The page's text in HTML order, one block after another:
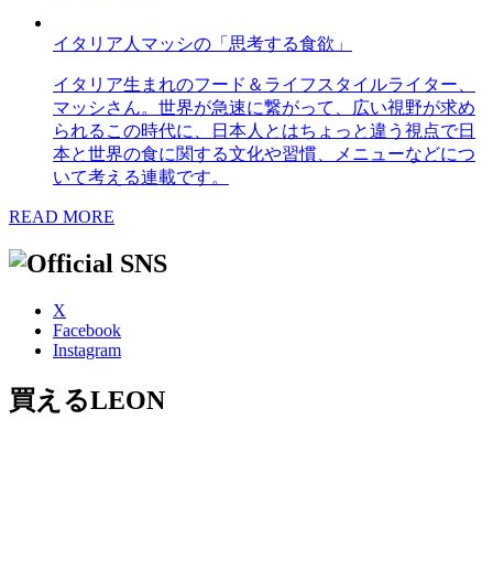
イタリア人マッシの「思考する食欲」
イタリア生まれのフード＆ライフスタイルライター、
マッシさん。世界が急速に繋がって、広い視野が求め
られるこの時代に、日本人とはちょっと違う視点で日
本と世界の食に関する文化や習慣、メニューなどにつ
いて考える連載です。
READ MORE
X
Facebook
Instagram
買えるLEON